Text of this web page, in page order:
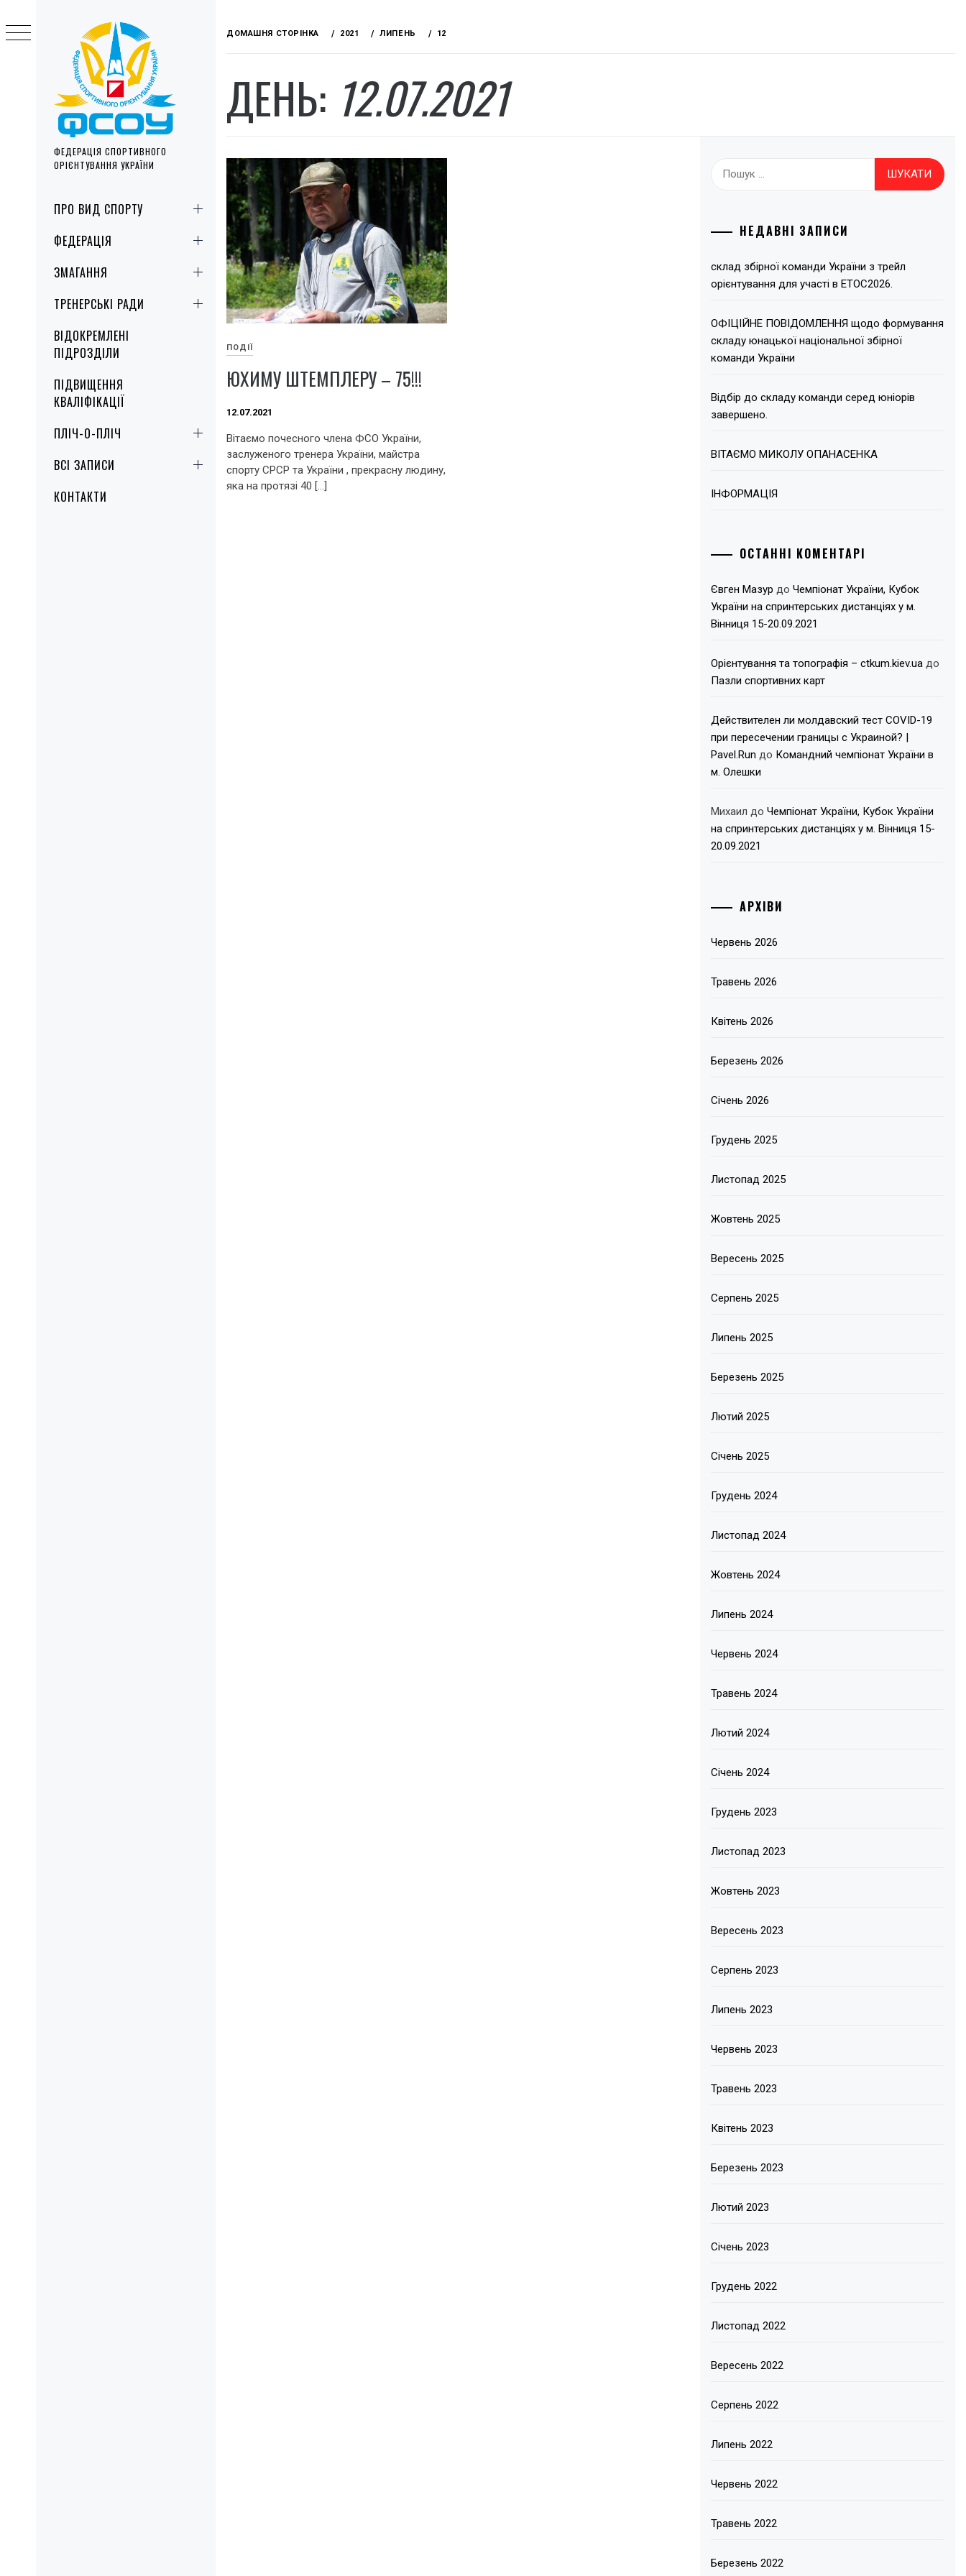
ФЕДЕРАЦІЯ СПОРТИВНОГО
ОРІЄНТУВАННЯ УКРАЇНИ
MenuПРО ВИД СПОРТУ
ФЕДЕРАЦІЯ
ЗМАГАННЯ
ТРЕНЕРСЬКІ РАДИ
ВІДОКРЕМЛЕНІ
ПІДРОЗДІЛИ
ПІДВИЩЕННЯ
КВАЛІФІКАЦІЇ
ПЛІЧ-О-ПЛІЧ
ВСІ ЗАПИСИ
КОНТАКТИ
to
content
ДОМАШНЯ СТОРІНКА 2021 ЛИПЕНЬ 12
ДЕНЬ: 12.07.2021
ПОДІЇ
ЮХИМУ ШТЕМПЛЕРУ – 75!!!
12.07.2021
Вітаємо почесного члена ФСО України,
заслуженого тренера України, майстра
спорту СРСР та України , прекрасну людину,
яка на протязі 40 […]
НЕДАВНІ ЗАПИСИ
склад збірної команди України з трейл
орієнтування для участі в ЕТОС2026.
ОФІЦІЙНЕ ПОВІДОМЛЕННЯ щодо формування
складу юнацької національної збірної
команди України
Відбір до складу команди серед юніорів
завершено.
ВІТАЄМО МИКОЛУ ОПАНАСЕНКА
ІНФОРМАЦІЯ
ОСТАННІ КОМЕНТАРІ
Євген Мазур доЧемпіонат України, Кубок
України на спринтерських дистанціях у м.
Вінниця 15-20.09.2021
Орієнтування та топографія – ctkum.kiev.ua до
Пазли спортивних карт
Действителен ли молдавский тест COVID-19
при пересечении границы с Украиной? |
Pavel.Run до Командний чемпіонат України в
м. Олешки
Михаил доЧемпіонат України, Кубок України
на спринтерських дистанціях у м. Вінниця 15-
20.09.2021
АРХІВИ
Червень 2026
Травень 2026
Квітень 2026
Березень 2026
Січень 2026
Грудень 2025
Листопад 2025
Жовтень 2025
Вересень 2025
Серпень 2025
Липень 2025
Березень 2025
Лютий 2025
Січень 2025
Грудень 2024
Листопад 2024
Жовтень 2024
Липень 2024
Червень 2024
Травень 2024
Лютий 2024
Січень 2024
Грудень 2023
Листопад 2023
Жовтень 2023
Вересень 2023
Серпень 2023
Липень 2023
Червень 2023
Травень 2023
Квітень 2023
Березень 2023
Лютий 2023
Січень 2023
Грудень 2022
Листопад 2022
Вересень 2022
Серпень 2022
Липень 2022
Червень 2022
Травень 2022
Березень 2022